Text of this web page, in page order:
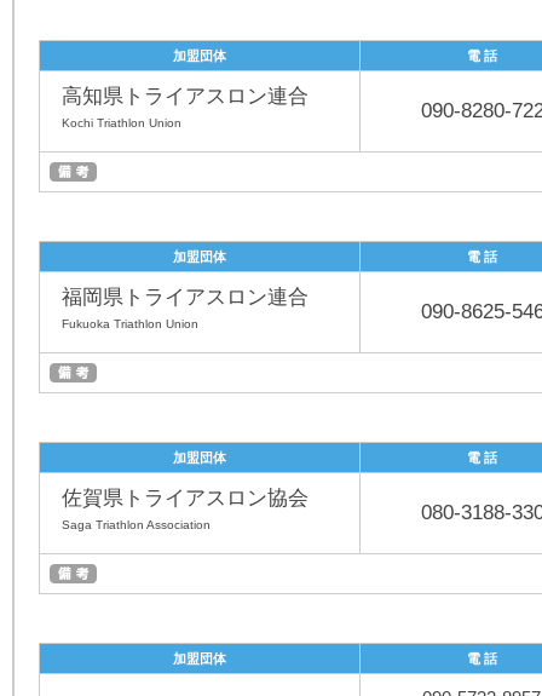
加盟団体 電 話
高知県トライアスロン連合
Kochi Triathlon Union
090-8280-
加盟団体 電 話
福岡県トライアスロン連合
Fukuoka Triathlon Union
090-8625-
加盟団体 電 話
佐賀県トライアスロン協会
Saga Triathlon Association
080-3188-
加盟団体 電 話